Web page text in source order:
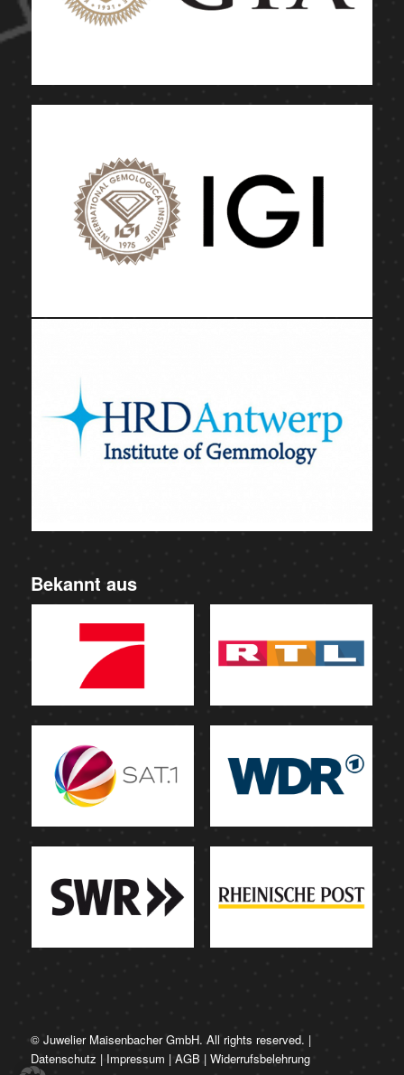
Bekannt aus
© Juwelier Maisenbacher GmbH. All rights reserved. |
Datenschutz | Impressum | AGB | Widerrufsbelehrung